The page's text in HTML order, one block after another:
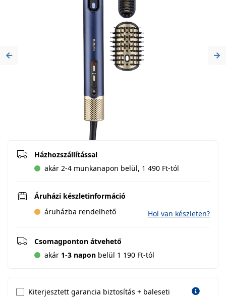
Previous
Házhozszállítással
akár 2-4 munkanapon belül, 1 490 Ft-tól
Áruházi készletinformáció
áruházba rendelhető
Hol van készleten?
Csomagponton átvehető
akár 1-3 napon belül 1 190 Ft-tól
Kiterjesztett garancia biztosítás + baleseti